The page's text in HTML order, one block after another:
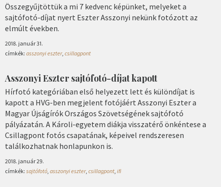
Összegyűjtöttük a mi 7 kedvenc képünket, melyeket a
sajtófotó-díjat nyert Eszter Asszonyi nekünk fotózott az
elmúlt években.
2018. január 31.
címkék: asszonyi eszter, csillagpont
Asszonyi Eszter sajtófotó-díjat kapott
Hírfotó kategóriában első helyezett lett és különdíjat is
kapott a HVG-ben megjelent fotójáért Asszonyi Eszter a
Magyar Újságírók Országos Szövetségének sajtófotó
pályázatán. A Károli-egyetem diákja visszatérő önkéntese a
Csillagpont fotós csapatának, képeivel rendszeresen
találkozhatnak honlapunkon is.
2018. január 29.
címkék: sajtófotó asszonyi eszter, csillagpont ifi